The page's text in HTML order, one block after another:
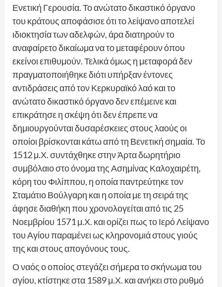
Ενετική Γερουσία. Το ανώτατο δικαστικό όργανο
του κράτους αποφάσισε ότι το λείψανο αποτελεί
ιδιοκτησία των αδελφών, άρα διατηρούν το
αναφαίρετο δικαίωμα να το μεταφέρουν όπου
εκείνοι επιθυμούν. Τελικά όμως η μεταφορά δεν
πραγματοποιήθηκε διότι υπήρξαν έντονες
αντιδράσεις από τον Κερκυραϊκό λαό και το
ανώτατο δικαστικό όργανο δεν επέμεινε και
επικράτησε η σκέψη ότι δεν έπρεπε να
δημιουργούνται δυσαρέσκειες στους λαούς οι
οποίοι βρίσκονται κάτω από τη Βενετική σημαία. Το
1512 μ.Χ. συντάχθηκε στην Άρτα δωρητήριο
συμβόλαιο στο όνομα της Ασημίνας Καλοχαιρέτη,
κόρη του Φιλίππου, η οποία παντρεύτηκε τον
Σταμάτιο Βούλγαρη και η οποία με τη σειρά της
άφησε διαθήκη που χρονολογείται από τις 25
Νοεμβρίου 1571 μ.Χ. και ορίζει πως το Ιερό Λείψανο
του Αγίου παραμένει ως κληρονομιά στους γιούς
της και στους απογόνους τους.
Ο ναός ο οποίος στεγάζει σήμερα το σκήνωμα του
σγίου, κτίστηκε στα 1589 μ.Χ. και ανήκει στο ρυθμό